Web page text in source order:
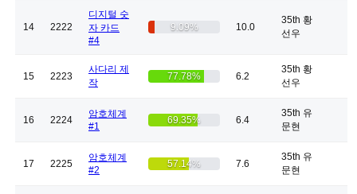
14 2222
디지털 숫
자 카드
#4
9.09% 10.0
35th 황
선우
15 2223
사다리 제
작
77.78% 6.2
35th 황
선우
16 2224
암호체계
#1
69.35% 6.4
35th 유
문현
17 2225
암호체계
#2
57.14% 7.6
35th 유
문현